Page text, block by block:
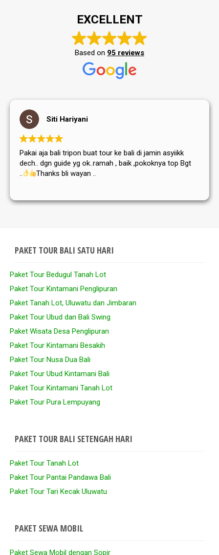
EXCELLENT
Based on 95 reviews
Siti Hariyani
Pakai aja bali tripon buat tour ke bali di jamin asyiikk
dech.. dgn guide yg ok..ramah , baik ,pokoknya top Bgt
..
Thanks bli wayan ..
PAKET TOUR BALI SATU HARI
Paket Tour Bedugul Tanah Lot
Paket Tour Kintamani Penglipuran
Paket Tanah Lot, Uluwatu dan Jimbaran
Paket Tour Ubud dan Bali Swing
Paket Wisata Desa Penglipuran
Paket Tour Kintamani Besakih
Paket Tour Nusa Dua Bali
Paket Tour Ubud Kintamani Bali
Paket Tour Kintamani Tanah Lot
Paket Tour Pura Lempuyang
PAKET TOUR BALI SETENGAH HARI
Paket Tour Tanah Lot
Paket Tour Pantai Pandawa Bali
Paket Tour Tari Kecak Uluwatu
PAKET SEWA MOBIL
Paket Sewa Mobil dengan Sopir